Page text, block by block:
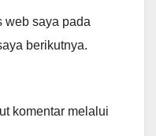
web saya pada
berikutnya.
komentar melalui